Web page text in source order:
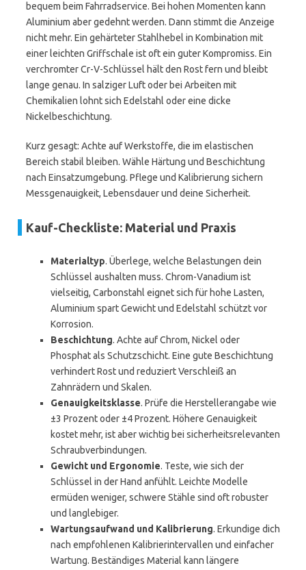
bequem beim Fahrradservice. Bei hohen Momenten kann
Aluminium aber gedehnt werden. Dann stimmt die Anzeige
nicht mehr. Ein gehärteter Stahlhebel in Kombination mit
einer leichten Griffschale ist oft ein guter Kompromiss. Ein
verchromter Cr-V-Schlüssel hält den Rost fern und bleibt
lange genau. In salziger Luft oder bei Arbeiten mit
Chemikalien lohnt sich Edelstahl oder eine dicke
Nickelbeschichtung.
Kurz gesagt: Achte auf Werkstoffe, die im elastischen
Bereich stabil bleiben. Wähle Härtung und Beschichtung
nach Einsatzumgebung. Pflege und Kalibrierung sichern
Messgenauigkeit, Lebensdauer und deine Sicherheit.
Kauf-Checkliste: Material und Praxis
Materialtyp. Überlege, welche Belastungen dein
Schlüssel aushalten muss. Chrom-Vanadium ist
vielseitig, Carbonstahl eignet sich für hohe Lasten,
Aluminium spart Gewicht und Edelstahl schützt vor
Korrosion.
Beschichtung. Achte auf Chrom, Nickel oder
Phosphat als Schutzschicht. Eine gute Beschichtung
verhindert Rost und reduziert Verschleiß an
Zahnrädern und Skalen.
Genauigkeitsklasse. Prüfe die Herstellerangabe wie
±3 Prozent oder ±4 Prozent. Höhere Genauigkeit
kostet mehr, ist aber wichtig bei sicherheitsrelevanten
Schraubverbindungen.
Gewicht und Ergonomie. Teste, wie sich der
Schlüssel in der Hand anfühlt. Leichte Modelle
ermüden weniger, schwere Stähle sind oft robuster
und langlebiger.
Wartungsaufwand und Kalibrierung. Erkundige dich
nach empfohlenen Kalibrierintervallen und einfacher
Wartung. Beständiges Material kann längere